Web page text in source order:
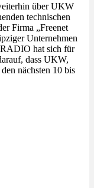
über UKW
technischen
Firma „Freenet
Unternehmen
hat sich für
dass UKW,
nächsten 10 bis